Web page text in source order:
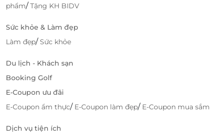
phẩm/Tặng KH BIDV
Sức khỏe & Làm đẹp
Làm đẹp/Sức khỏe
Du lịch - Khách sạn
Booking Golf
E-Coupon ưu đãi
E-Coupon ẩm thực/ E-Coupon làm đẹp/ E-Coupon mua sắm
Dịch vụ tiện ích